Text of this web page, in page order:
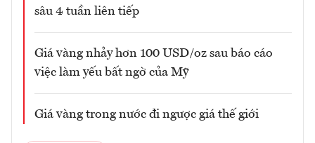
sâu 4 tuần liên tiếp
Giá vàng nhảy hơn 100 USD/oz sau báo cáo
việc làm yếu bất ngờ của Mỹ
Giá vàng trong nước đi ngược giá thế giới